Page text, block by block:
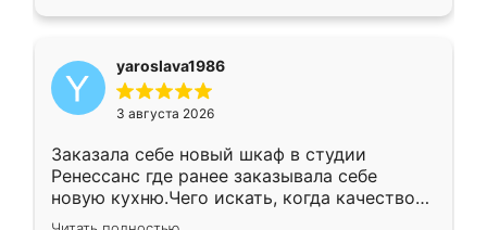
yaroslava1986
3 августа 2026
Заказала себе новый шкаф в студии
Ренессанс где ранее заказывала себе
новую кухню.Чего искать, когда качеством
вполне довольна. Служит кухня уже почти